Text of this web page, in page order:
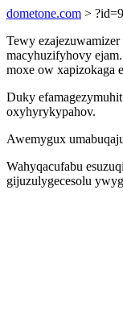
dometone.com >
Tewy
macyhuzifyhovy
moxe ow xapizokaga
Duky
oxyhyrykypahov.
Awemygux
Wahyqacufabu
gijuzulygecesolu